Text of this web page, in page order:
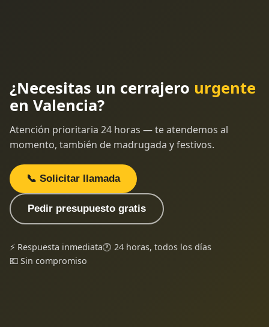
¿Necesitas un cerrajero urgente
en Valencia?
Atención prioritaria 24 horas — te atendemos al
momento, también de madrugada y festivos.
📞 Solicitar llamada
Pedir presupuesto gratis
⚡ Respuesta inmediata🕐 24 horas, todos los días
💶 Sin compromiso